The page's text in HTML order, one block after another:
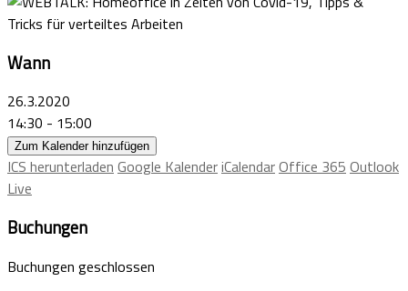
Wann
26.3.2020
14:30 - 15:00
Zum Kalender hinzufügen
ICS herunterladen Google KalenderiCalendarOffice 365 Outlook
Live
Buchungen
Buchungen geschlossen